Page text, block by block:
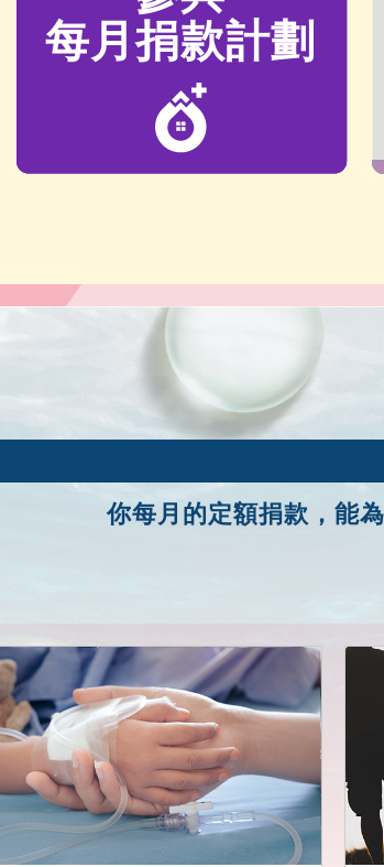
每月捐款計劃
你每月的定額捐款，能